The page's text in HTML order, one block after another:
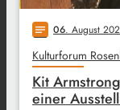
notes 06. August
Kulturforum
Kit
einer